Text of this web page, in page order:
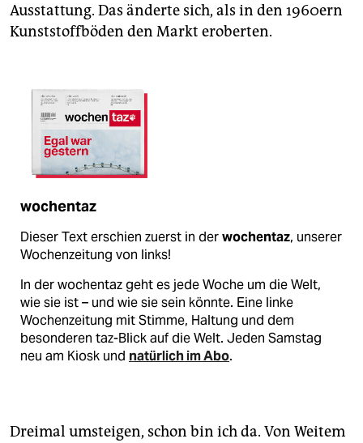
Ausstattung. Das änderte sich, als in den 1960ern
Kunststoffböden den Markt eroberten.
wochentaz
Dieser Text erschien zuerst in derwochentaz, unserer
Wochenzeitung von links!
In der wochentaz geht es jede Woche um die Welt,
wie sie ist – und wie sie sein könnte. Eine linke
Wochenzeitung mit Stimme, Haltung und dem
besonderen taz-Blick auf die Welt. Jeden Samstag
neu am Kiosk und natürlich im Abo.
Dreimal umsteigen, schon bin ich da. Von Weitem